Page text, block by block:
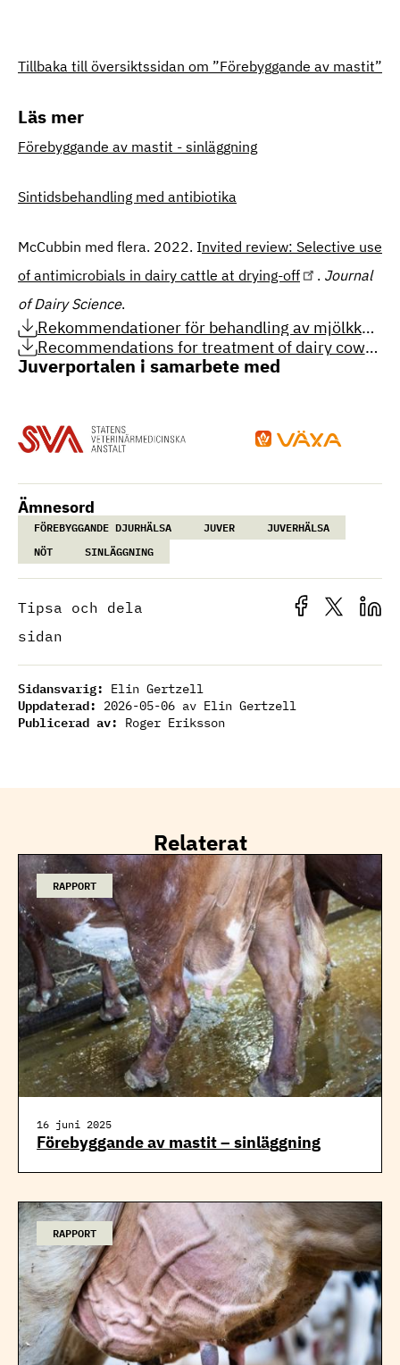
Tillbaka till översiktssidan om ”Förebyggande av mastit”
Läs mer
Förebyggande av mastit - sinläggning
Sintidsbehandling med antibiotika
McCubbin med flera. 2022. Invited review: Selective use
of antimicrobials in dairy cattle at drying-off
. Journal
of Dairy Science.
Rekommendationer för behandling av mjölkkor
med intern spenförslutare vid sinläggning (PDF,
358.48 KB)
Recommendations for treatment of dairy cows
with internal teat sealants at drying-off (PDF,
369.14 KB)
Juverportalen i samarbete med
Ämnesord
FÖREBYGGANDE DJURHÄLSA JUVER
JUVERHÄLSA
NÖT
SINLÄGGNING
Tipsa och dela
sidan
Sidansvarig: Elin Gertzell
Uppdaterad: 2026-05-06 av Elin Gertzell
Publicerad av: Roger Eriksson
Relaterat
RAPPORT
16 juni 2025
Förebyggande av mastit – sinläggning
RAPPORT